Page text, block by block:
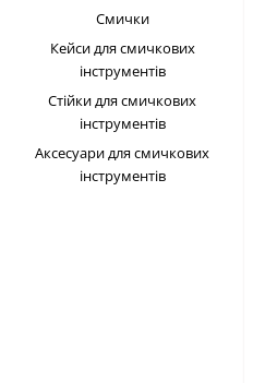
Смички
Кейси для смичкових
інструментів
Стійки для смичкових
інструментів
Аксесуари для смичкових
інструментів